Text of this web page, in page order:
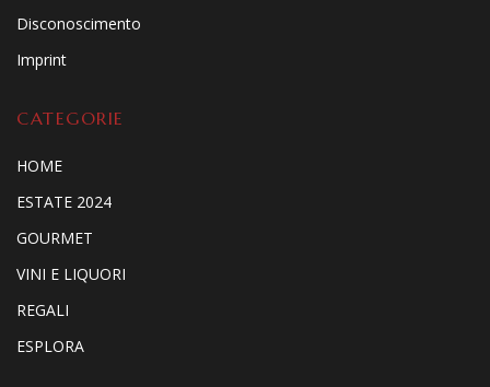
Disconoscimento
Imprint
CATEGORIE
HOME
ESTATE 2024
GOURMET
VINI E LIQUORI
REGALI
ESPLORA